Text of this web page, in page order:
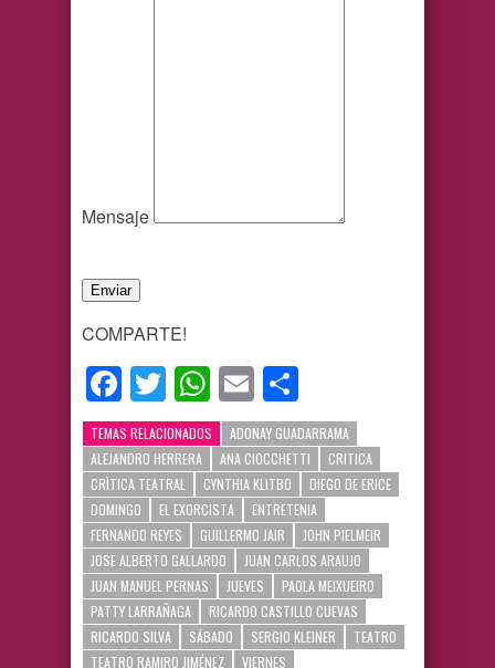
Mensaje
Enviar
COMPARTE!
Facebook
TwitterWhatsApp
Email
TEMAS RELACIONADOS
ADONAY GUADARRAMA
ALEJANDRO HERRERA
ANA CIOCCHETTI
CRITICA
CRÌTICA TEATRAL
CYNTHIA KLITBO
DIEGO DE ERICE
DOMINGO
EL EXORCISTA
ENTRETENIA
FERNANDO REYES
GUILLERMO JAIR
JOHN PIELMEIR
JOSE ALBERTO GALLARDO
JUAN CARLOS ARAUJO
JUAN MANUEL PERNAS
JUEVES
PAOLA MEIXUEIRO
PATTY LARRAÑAGA
RICARDO CASTILLO CUEVAS
RICARDO SILVA
SÁBADO SERGIO KLEINER
TEATRO
TEATRO RAMIRO JIMÉNEZ
VIERNES